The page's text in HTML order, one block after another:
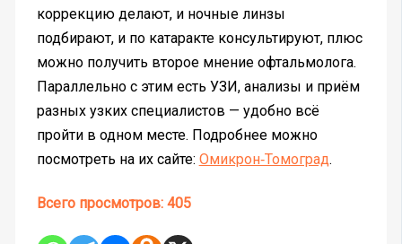
коррекцию делают, и ночные линзы
подбирают, и по катаракте консультируют, плюс
можно получить второе мнение офтальмолога.
Параллельно с этим есть УЗИ, анализы и приём
разных узких специалистов — удобно всё
пройти в одном месте. Подробнее можно
посмотреть на их сайте: Омикрон‑Томоград.
Всего просмотров: 405